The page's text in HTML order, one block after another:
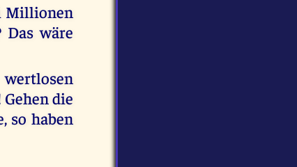
Millionen
wäre
die
so haben